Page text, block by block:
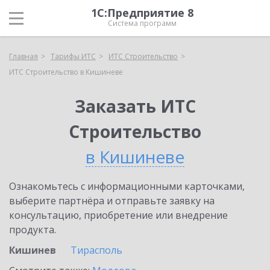
1С:Предприятие 8
Система программ
Главная Тарифы ИТС
ИТС Строительство
ИТС Строительство в Кишиневе
Заказать ИТС
Строительство
в Кишиневе
Ознакомьтесь с информационными карточками,
выберите партнёра и отправьте заявку на
консультацию, приобретение или внедрение
продукта.
Кишинев
Тирасполь